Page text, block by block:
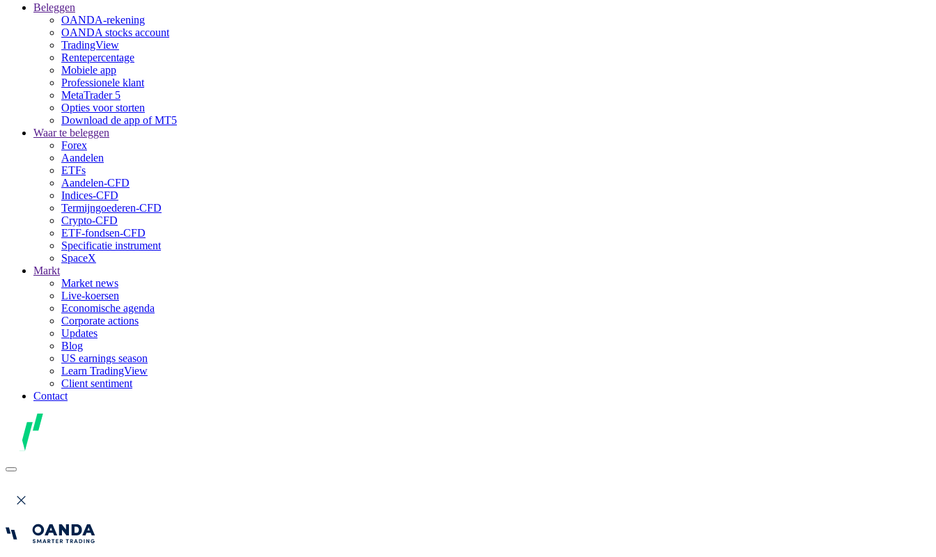
Beleggen
OANDA-rekening
OANDA stocks account
TradingView
Rentepercentage
Mobiele app
Professionele klant
MetaTrader 5
Opties voor storten
Download de app of MT5
Waar te beleggen
Forex
Aandelen
ETFs
Aandelen-CFD
Indices-CFD
Termijngoederen-CFD
Crypto-CFD
ETF-fondsen-CFD
Specificatie instrument
SpaceX
Markt
Market news
Live-koersen
Economische agenda
Corporate actions
Updates
Blog
US earnings season
Learn TradingView
Client sentiment
Contact